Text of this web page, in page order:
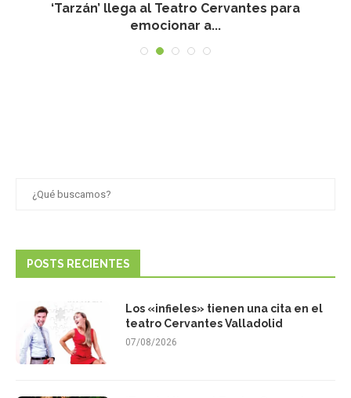
‘Tarzán’ llega al Teatro Cervantes para
emocionar a...
POSTS RECIENTES
Los «infieles» tienen una cita en el
teatro Cervantes Valladolid
07/08/2026